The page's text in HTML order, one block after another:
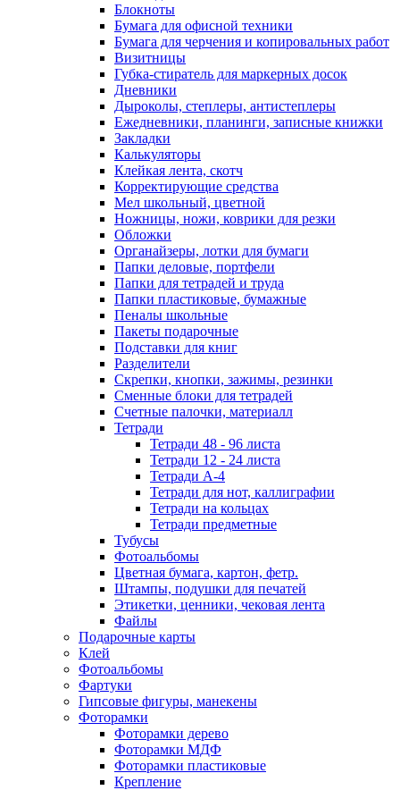
Блокноты
Бумага для офисной техники
Бумага для черчения и копировальных работ
Визитницы
Губка-стиратель для маркерных досок
Дневники
Дыроколы, степлеры, антистеплеры
Ежедневники, планинги, записные книжки
Закладки
Калькуляторы
Клейкая лента, скотч
Корректирующие средства
Мел школьный, цветной
Ножницы, ножи, коврики для резки
Обложки
Органайзеры, лотки для бумаги
Папки деловые, портфели
Папки для тетрадей и труда
Папки пластиковые, бумажные
Пеналы школьные
Пакеты подарочные
Подставки для книг
Разделители
Скрепки, кнопки, зажимы, резинки
Сменные блоки для тетрадей
Счетные палочки, материалл
Тетради
Тетради 48 - 96 листа
Тетради 12 - 24 листа
Тетради А-4
Тетради для нот, каллиграфии
Тетради на кольцах
Тетради предметные
Тубусы
Фотоальбомы
Цветная бумага, картон, фетр.
Штампы, подушки для печатей
Этикетки, ценники, чековая лента
Файлы
Подарочные карты
Клей
Фотоальбомы
Фартуки
Гипсовые фигуры, манекены
Фоторамки
Фоторамки дерево
Фоторамки МДФ
Фоторамки пластиковые
Крепление